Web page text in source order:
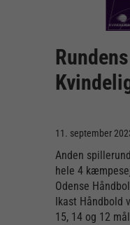
11. september
Anden
hele 4
Odense
Ikast Håndbold
15, 14 og 12